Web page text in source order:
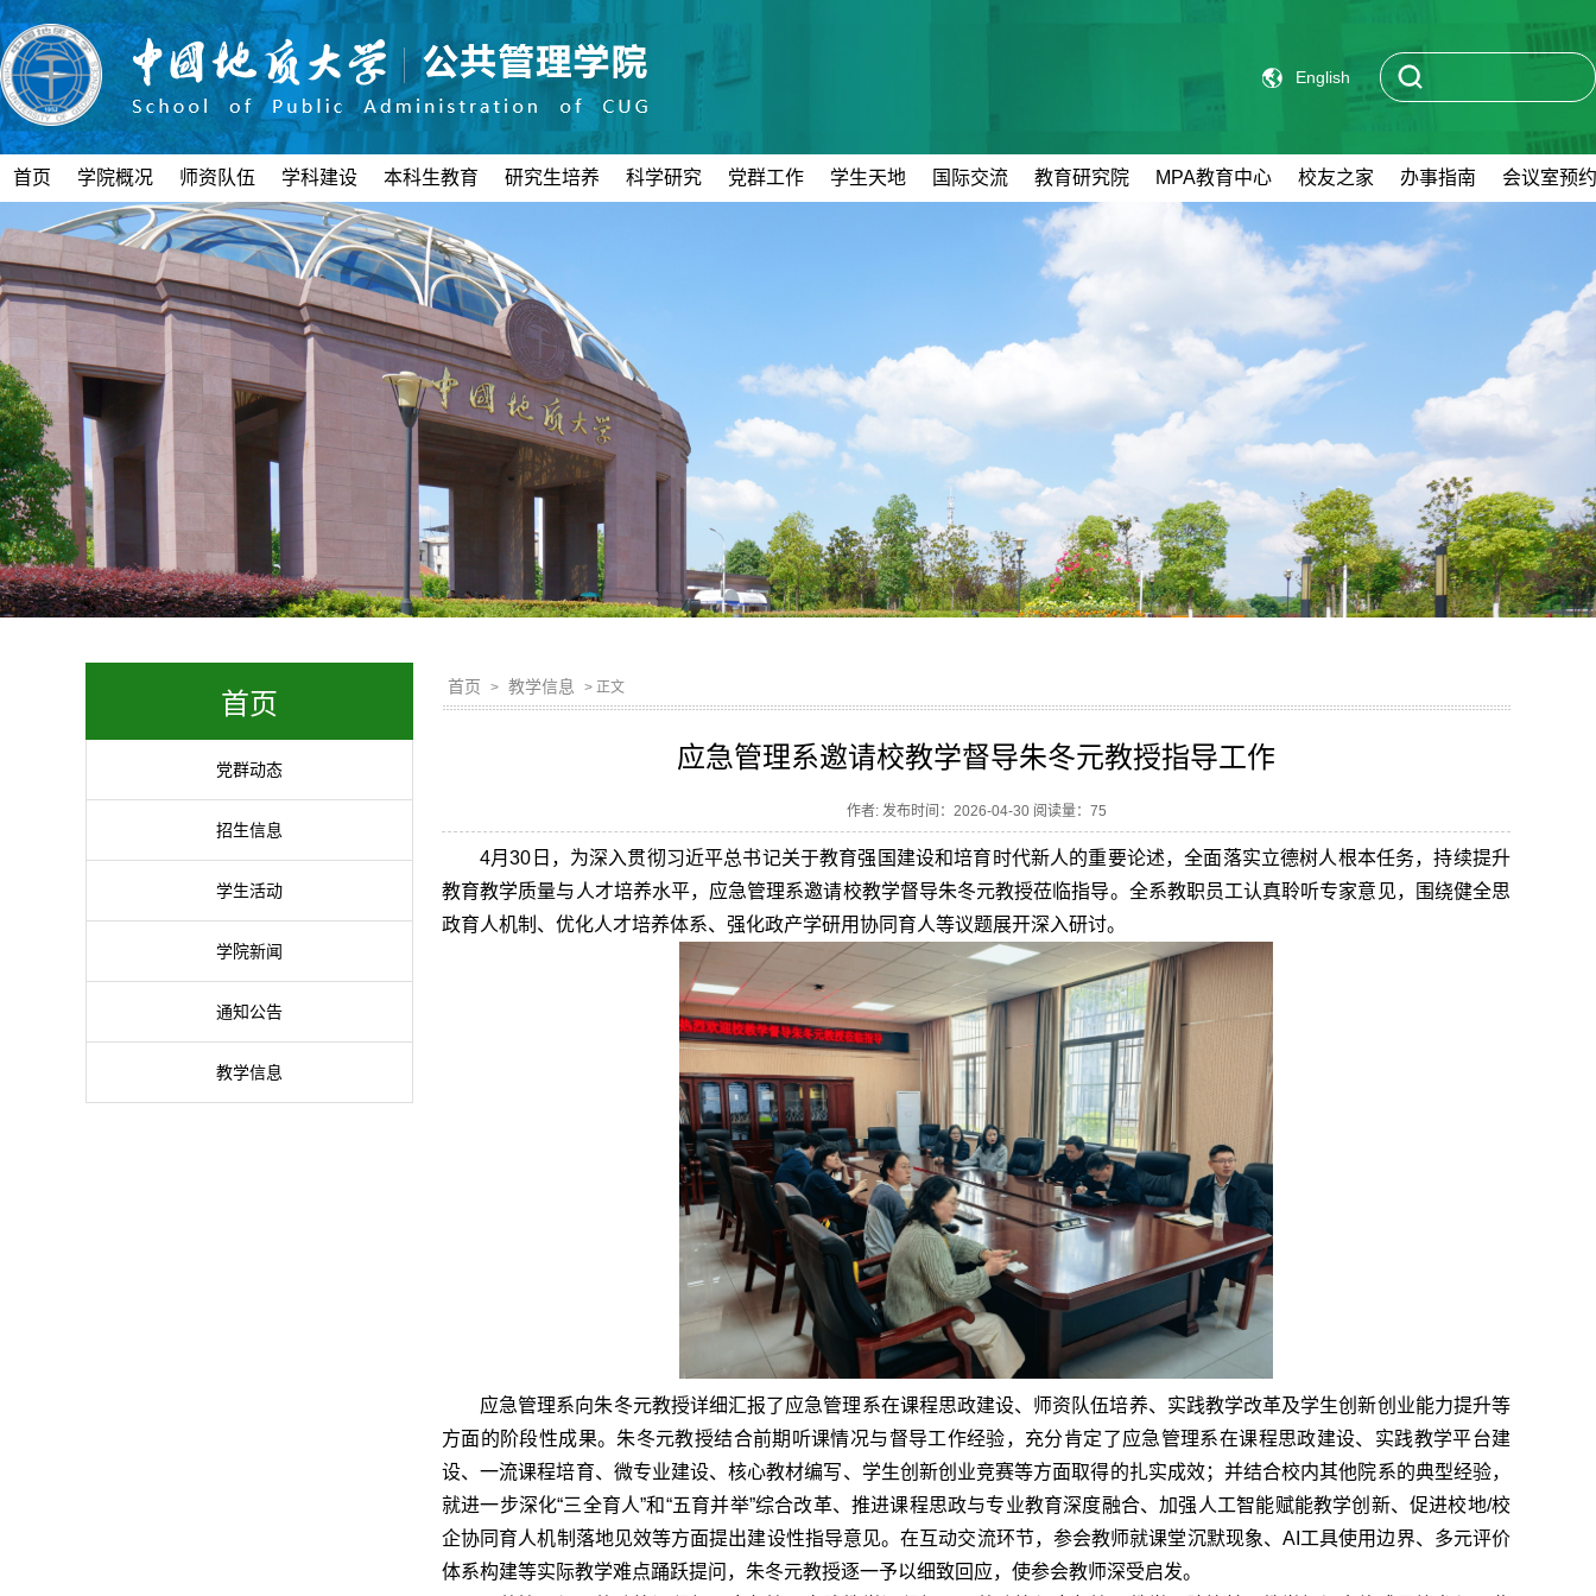
English
首页 学院概况 师资队伍 学科建设 本科生教育 研究生培养 科学研究 党群工作 学生天地 国际交流 教育研究院 MPA教育中心 校友之家 办事指南 会议室预约
首页
党群动态
招生信息
学生活动
学院新闻
通知公告
教学信息
首页 > 教学信息 > 正文
应急管理系邀请校教学督导朱冬元教授指导工作
作者: 发布时间：2026-04-30 阅读量： 75
4月30日，为深入贯彻习近平总书记关于教育强国建设和培育时代新人的重要论述，全面落实立德树人根本任务，持续提升
教育教学质量与人才培养水平，应急管理系邀请校教学督导朱冬元教授莅临指导。全系教职员工认真聆听专家意见，围绕健全思
政育人机制、优化人才培养体系、强化政产学研用协同育人等议题展开深入研讨。
应急管理系向朱冬元教授详细汇报了应急管理系在课程思政建设、师资队伍培养、实践教学改革及学生创新创业能力提升等
方面的阶段性成果。朱冬元教授结合前期听课情况与督导工作经验，充分肯定了应急管理系在课程思政建设、实践教学平台建
设、一流课程培育、微专业建设、核心教材编写、学生创新创业竞赛等方面取得的扎实成效；并结合校内其他院系的典型经验，
就进一步深化“三全育人”和“五育并举”综合改革、推进课程思政与专业教育深度融合、加强人工智能赋能教学创新、促进校地/校
企协同育人机制落地见效等方面提出建设性指导意见。在互动交流环节，参会教师就课堂沉默现象、AI工具使用边界、多元评价
体系构建等实际教学难点踊跃提问，朱冬元教授逐一予以细致回应，使参会教师深受启发。